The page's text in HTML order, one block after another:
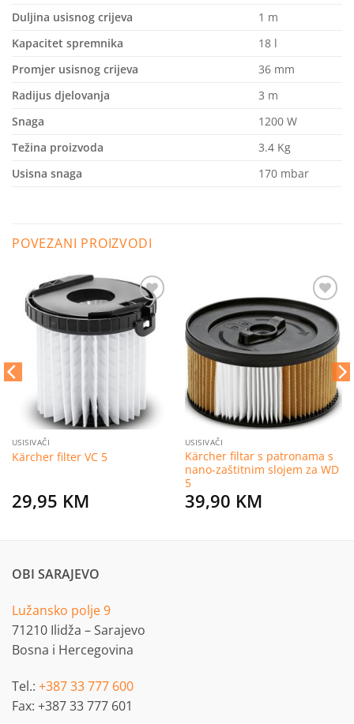
Duljina usisnog crijeva
1 m
Kapacitet spremnika
18 l
Promjer usisnog crijeva
36 mm
Radijus djelovanja
3 m
Snaga
1200 W
Težina proizvoda
3.4 Kg
Usisna snaga
170 mbar
POVEZANI PROIZVODI
Dodaj
na
listu
USISIVAČI
Kärcher filter VC 5
29,95 KM
Dodaj
na
listu
želja
USISIVAČI
Kärcher filtar s patronama s
nano-zaštitnim slojem za WD
5
39,90 KM
OBI SARAJEVO
Lužansko polje 9
71210 Ilidža – Sarajevo
Bosna i Hercegovina
Tel.: +387 33 777 600
Fax: +387 33 777 601